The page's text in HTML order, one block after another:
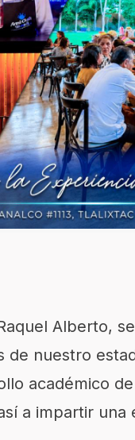
Alberto,
de nuestro
académico
a impartir una